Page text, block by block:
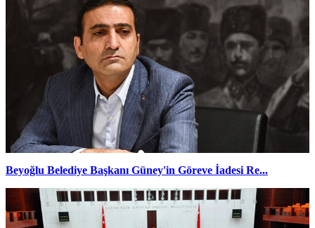
Beyoğlu Belediye Başkanı Güney'in Göreve İadesi Re...